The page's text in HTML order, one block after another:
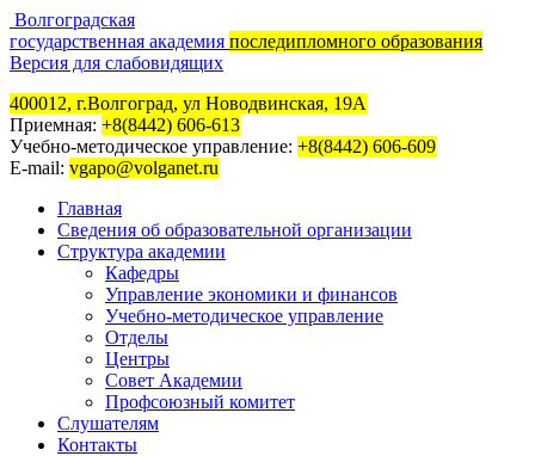
Волгоградская
государственная академия последипломного образования
Версия для слабовидящих
400012, г.Волгоград, ул Новодвинская, 19А
Приемная: +8(8442) 606-613
Учебно-методическое управление: +8(8442) 606-609
E-mail: vgapo@volganet.ru
Главная
Сведения об образовательной организации
Структура академии
Кафедры
Управление экономики и финансов
Учебно-методическое управление
Отделы
Центры
Совет Академии
Профсоюзный комитет
Слушателям
Контакты